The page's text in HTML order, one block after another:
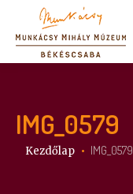
IMG_0579
Itt vagy:
Kezdőlap IMG_0579